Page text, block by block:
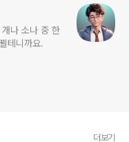
나 소나 중 한
테니까요.
더보기